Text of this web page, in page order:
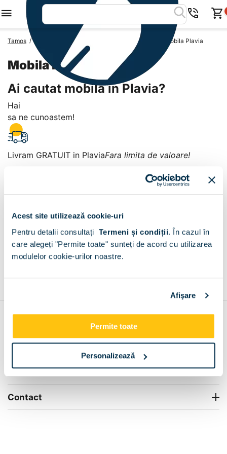
Acest site utilizează cookie-uri
Pentru detalii consultați Termeni și condiții. În cazul în
care alegeți "Permite toate" sunteți de acord cu utilizarea
modulelor cookie-urilor noastre.
Afişare
Permite toate
Personalizează
Tamos / Mobila Romania Mobila Judetul Prahova Mobila Plavia
Mobila Plavia
Ai cautat mobila in Plavia?
Hai
sa ne cunoastem!
Livram GRATUIT in PlaviaFara limita de valoare!
Plavia
+
Info Center
Livrare
Contact